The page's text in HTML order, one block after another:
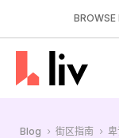
BROWSE
Blog 5 街区指南 5 卑